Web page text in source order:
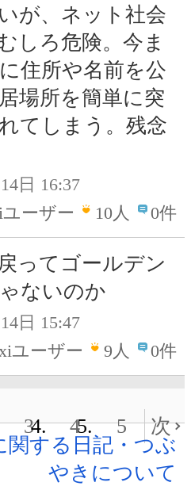
が、ネット社会
しろ危険。今ま
住所や名前を公
場所を簡単に突
てしまう。残念
日 16:37
ーザー
10人 0件
ってゴールデン
ないのか
日 15:47
ユーザー
9人 0件
3 4 5
次
関する日記・つぶ
やきについて